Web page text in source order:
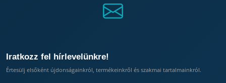
Iratkozz fel hírlevelünkre!
Értesülj elsőként újdonságainkról, termékeinkről és szakmai tartalmainkról.